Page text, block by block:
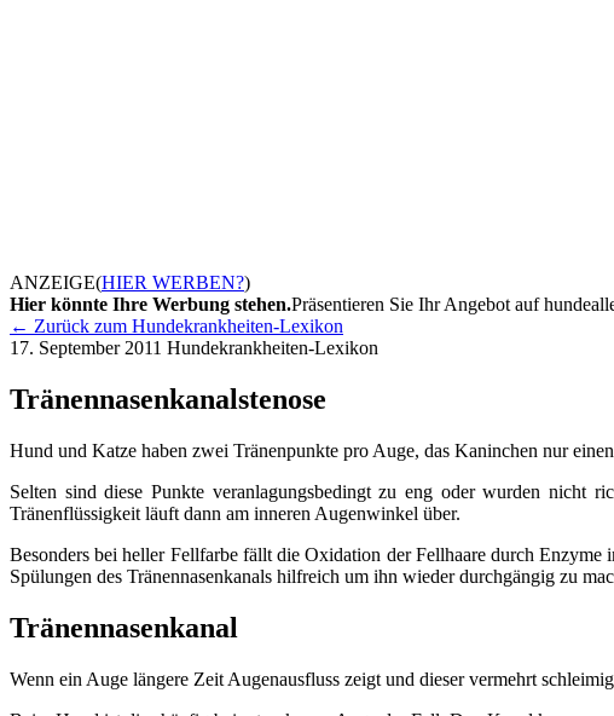
ANZEIGE(HIER WERBEN?)
Hier könnte Ihre Werbung stehen.Präsentieren Sie Ihr Angebot auf
← Zurück zum Hundekrankheiten-Lexikon
17. September 2011 Hundekrankheiten-Lexikon
Tränennasenkanalstenose
Hund und Katze haben zwei Tränenpunkte pro Auge, das Kaninchen nur
Selten sind diese Punkte veranlagungsbedingt zu eng oder wurden nicht
Tränenflüssigkeit läuft dann am inneren Augenwinkel über.
Besonders bei heller Fellfarbe fällt die Oxidation der Fellhaare durch
Spülungen des Tränennasenkanals hilfreich um ihn wieder durchgängig zu
Tränennasenkanal
Wenn ein Auge längere Zeit Augenausfluss zeigt und dieser vermehrt